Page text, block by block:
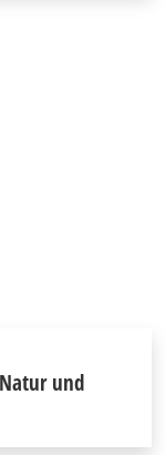
und